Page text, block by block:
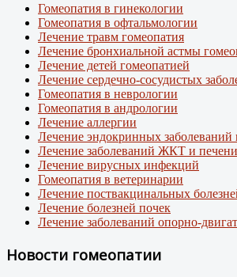
Гомеопатия в гинекологии
Гомеопатия в офтальмологии
Лечение травм гомеопатия
Лечение бронхиальной астмы
Лечение детей гомеопатией
Лечение сердечно-сосудистых
Гомеопатия в неврологии
Гомеопатия в андрологии
Лечение аллергии
Лечение эндокринных заболеваний
Лечение заболеваний ЖКТ и
Лечение вирусных инфекций
Гомеопатия в ветеринарии
Лечение поствакцинальных
Лечение болезней почек
Лечение заболеваний опорно-
Новости гомеопатии